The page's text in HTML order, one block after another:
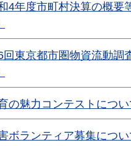
4年度市町村決算の概要
回東京都市圏物資流動調
の魅力コンテストについ
ボランティア募集につ